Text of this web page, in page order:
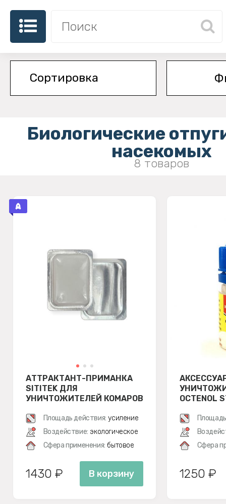
Биологические
насекомых
8 товаров
АТТРАКТАНТ-ПРИМАНКА
SITITEK ДЛЯ
УНИЧТОЖИТЕЛЕЙ КОМАРОВ
Площадь действия: усиление
Воздействие: экологическое
Сфера применения: бытовое
1430 ₽ В корзину
OCTENOL
Сфера
1250 ₽